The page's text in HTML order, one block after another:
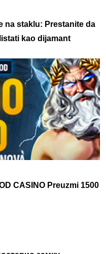
na staklu: Prestanite da
kao dijamant
CASINO Preuzmi 1500